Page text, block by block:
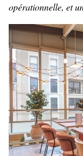
opérationnelle, et